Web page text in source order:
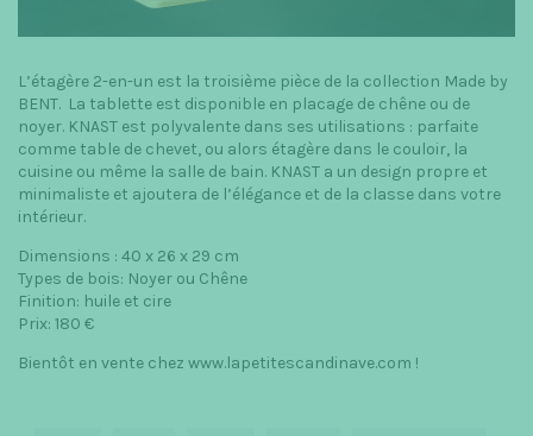
L’étagère 2-en-un est la troisième pièce de la collection Made by
BENT. La tablette est disponible en placage de chêne ou de
noyer. KNAST est polyvalente dans ses utilisations : parfaite
comme table de chevet, ou alors étagère dans le couloir, la
cuisine ou même la salle de bain. KNAST a un design propre et
minimaliste et ajoutera de l’élégance et de la classe dans votre
intérieur.
Dimensions : 40 x 26 x 29 cm
Types de bois: Noyer ou Chêne
Finition: huile et cire
Prix: 180 €
Bientôt en vente chez www.lapetitescandinave.com !